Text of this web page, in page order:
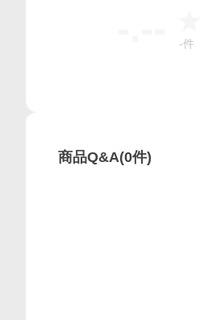
-件
商品Q&A(0件)